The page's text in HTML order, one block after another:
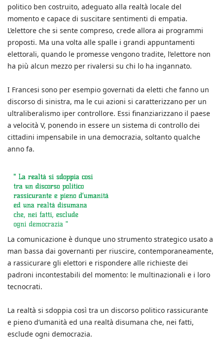
politico ben costruito, adeguato alla realtà locale del
momento e capace di suscitare sentimenti di empatia.
L’elettore che si sente compreso, crede allora ai programmi
proposti. Ma una volta alle spalle i grandi appuntamenti
elettorali, quando le promesse vengono tradite, l’elettore non
ha più alcun mezzo per rivalersi su chi lo ha ingannato.
I Francesi sono per esempio governati da eletti che fanno un
discorso di sinistra, ma le cui azioni si caratterizzano per un
ultraliberalismo iper controllore. Essi finanziarizzano il paese
a velocità V, ponendo in essere un sistema di controllo dei
cittadini impensabile in una democrazia, soltanto qualche
anno fa.
La comunicazione è dunque uno strumento strategico usato a
man bassa dai governanti per riuscire, contemporaneamente,
a rassicurare gli elettori e rispondere alle richieste dei
padroni incontestabili del momento: le multinazionali e i loro
tecnocrati.
La realtà si sdoppia così tra un discorso politico rassicurante
e pieno d’umanità ed una realtà disumana che, nei fatti,
esclude ogni democrazia.